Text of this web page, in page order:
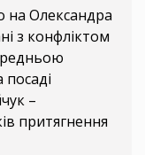
на Олександра
з конфліктом
–
притягнення